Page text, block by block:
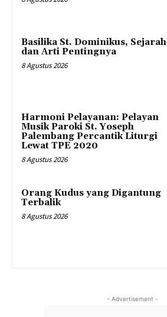
Basilika St. Dominikus, Sejarah
dan Arti Pentingnya
8 Agustus 2026
Harmoni Pelayanan: Pelayan
Musik Paroki St. Yoseph
Palembang Percantik Liturgi
Lewat TPE 2020
8 Agustus 2026
Orang Kudus yang Digantung
Terbalik
8 Agustus 2026
- Advertisement -